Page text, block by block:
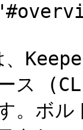
ス
。ボ